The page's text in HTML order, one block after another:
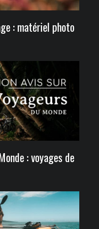
: matériel photo
: voyages de